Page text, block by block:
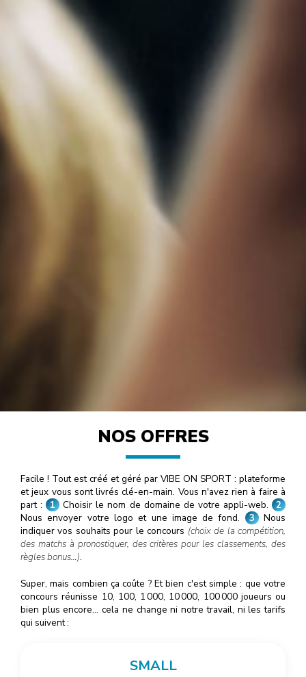
NOS OFFRES
Facile ! Tout est créé et géré par VIBE ON SPORT : plateforme
et jeux vous sont livrés clé-en-main. Vous n'avez rien à faire à
part : 1 Choisir le nom de domaine de votre appli-web. 2
Nous envoyer votre logo et une image de fond.
3 Nous
indiquer vos souhaits pour le concours (choix de la compétition,
des matchs à pronostiquer, des critères pour les classements, des
règles bonus…).
Super, mais combien ça coûte ? Et bien c'est simple : que votre
concours réunisse 10, 100, 1000, 10000, 100000joueurs ou
bien plus encore… cela ne change ni notre travail, ni les tarifs
qui suivent :
SMALL